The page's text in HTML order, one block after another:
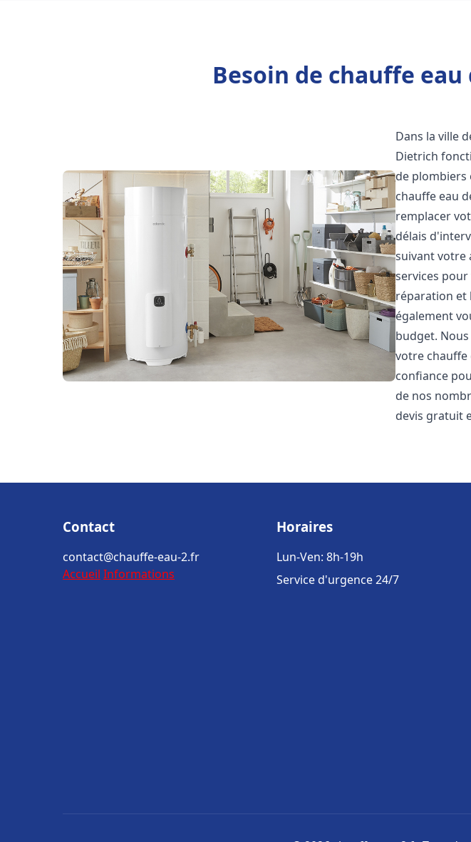
Besoin de chauffe
Dans la ville
Dietrich
de plombiers
chauffe eau
remplacer
délais
suivant votre
services
réparation et
également
budget.
votre chauffe
confiance
de nos
devis gratuit
Contact
contact@chauffe-eau-2.fr
Accueil Informations
Horaires
Lun-Ven: 8h-19h
Service d'urgence 24/7